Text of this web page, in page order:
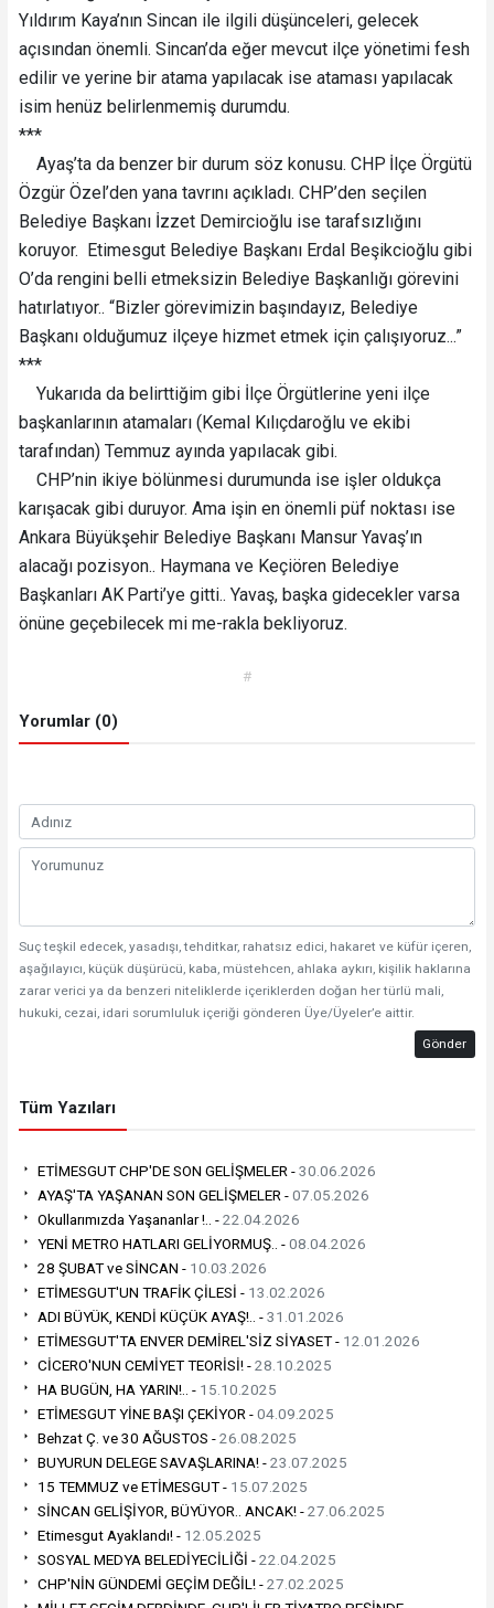
Yıldırım Kaya’nın Sincan ile ilgili düşünceleri, gelecek
açısından önemli. Sincan’da eğer mevcut ilçe yönetimi fesh
edilir ve yerine bir atama yapılacak ise ataması yapılacak
isim henüz belirlenmemiş durumdu.
***
Ayaş’ta da benzer bir durum söz konusu. CHP İlçe Örgütü
Özgür Özel’den yana tavrını açıkladı. CHP’den seçilen
Belediye Başkanı İzzet Demircioğlu ise tarafsızlığını
koruyor. Etimesgut Belediye Başkanı Erdal Beşikcioğlu gibi
O’da rengini belli etmeksizin Belediye Başkanlığı görevini
hatırlatıyor.. “Bizler görevimizin başındayız, Belediye
Başkanı olduğumuz ilçeye hizmet etmek için çalışıyoruz...”
***
Yukarıda da belirttiğim gibi İlçe Örgütlerine yeni ilçe
başkanlarının atamaları (Kemal Kılıçdaroğlu ve ekibi
tarafından) Temmuz ayında yapılacak gibi.
CHP’nin ikiye bölünmesi durumunda ise işler oldukça
karışacak gibi duruyor. Ama işin en önemli püf noktası ise
Ankara Büyükşehir Belediye Başkanı Mansur Yavaş’ın
alacağı pozisyon.. Haymana ve Keçiören Belediye
Başkanları AK Parti’ye gitti.. Yavaş, başka gidecekler varsa
önüne geçebilecek mi me-rakla bekliyoruz.
#
Yorumlar (0)
Suç teşkil edecek, yasadışı, tehditkar, rahatsız edici, hakaret ve küfür içeren,
aşağılayıcı, küçük düşürücü, kaba, müstehcen, ahlaka aykırı, kişilik haklarına
zarar verici ya da benzeri niteliklerde içeriklerden doğan her türlü mali,
hukuki, cezai, idari sorumluluk içeriği gönderen Üye/Üyeler’e aittir.
Gönder
Tüm Yazıları
ETİMESGUT CHP'DE SON GELİŞMELER -30.06.2026
AYAŞ'TA YAŞANAN SON GELİŞMELER -07.05.2026
Okullarımızda Yaşananlar !.. -22.04.2026
YENİ METRO HATLARI GELİYORMUŞ.. -08.04.2026
28 ŞUBAT ve SİNCAN - 10.03.2026
ETİMESGUT'UN TRAFİK ÇİLESİ - 13.02.2026
ADI BÜYÜK, KENDİ KÜÇÜK AYAŞ!.. -31.01.2026
ETİMESGUT'TA ENVER DEMİREL'SİZ SİYASET - 12.01.2026
CİCERO'NUN CEMİYET TEORİSİ! -28.10.2025
HA BUGÜN, HA YARIN!.. - 15.10.2025
ETİMESGUT YİNE BAŞI ÇEKİYOR -04.09.2025
Behzat Ç. ve 30 AĞUSTOS -26.08.2025
BUYURUN DELEGE SAVAŞLARINA! -23.07.2025
15 TEMMUZ ve ETİMESGUT - 15.07.2025
SİNCAN GELİŞİYOR, BÜYÜYOR.. ANCAK! -27.06.2025
Etimesgut Ayaklandı! - 12.05.2025
SOSYAL MEDYA BELEDİYECİLİĞİ -22.04.2025
CHP'NİN GÜNDEMİ GEÇİM DEĞİL! -27.02.2025